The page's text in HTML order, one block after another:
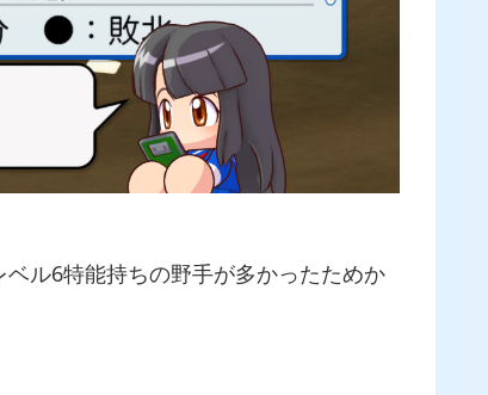
ル6特能持ちの野手が多かったためか